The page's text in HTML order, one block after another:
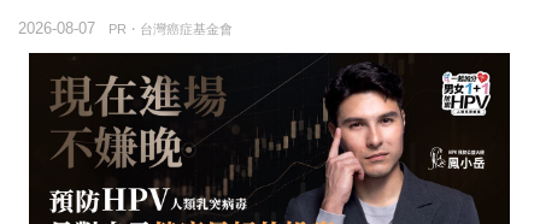
PR・台灣癌症基金會
2026-08-07